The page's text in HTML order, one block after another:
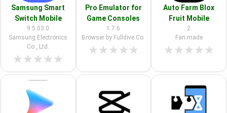
Samsung Smart
Switch Mobile
9.5.03.0
Samsung Electronics
Co., Ltd.
★★★★★
Pro Emulator for
Game Consoles
1.7.6
Browser by Fulldive Co.
★★★★★
Auto Farm Blox
Fruit Mobile
2
Fan made
★★★★★